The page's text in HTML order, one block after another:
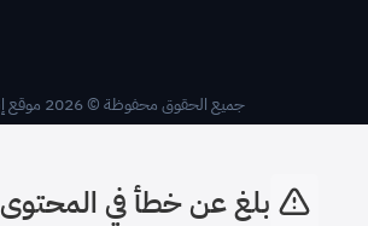
جميع الحقوق محفوظة © 2026 موقع إنت عربي
بلغ عن خطأ في المحتوى